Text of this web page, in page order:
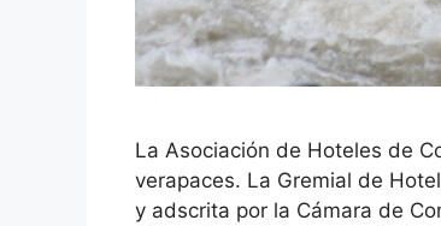
La Asociación de Hoteles de
verapaces. La Gremial de
y adscrita por la Cámara de